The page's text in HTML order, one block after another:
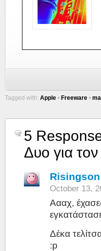
Tagged with: Apple • Freeware •
5
Δυο για
Risingson
October 13,
Αααχ,
Δέκα
:p